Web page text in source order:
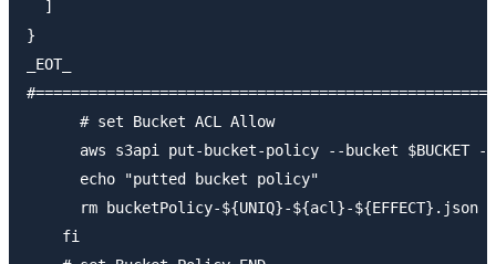
  ]
}
_EOT_
      # set Bucket ACL Allow
aws s3api put-bucket-policy --bucket $BUCKET
      echo "putted bucket policy"
      rm bucketPolicy-${UNIQ}-${acl}-${EFFECT}.json
    fi